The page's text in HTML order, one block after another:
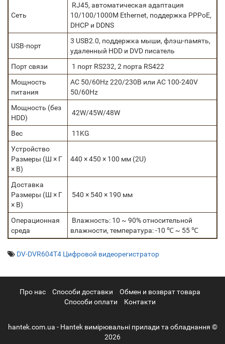
Сеть
RJ45, автоматическая адаптация
10/100/1000M Ethernet, поддержка PPPoE,
DHCP и DDNS
USB-порт
3 USB2.0, поддержка мыши, флэш-память,
удаленный HDD и DVD писатель
Порт связи
1 порт RS232, 2 порта RS422
Мощность
питания
AC 50/60Hz 220/230В или AC 100-240V
50/60Hz
Мощность (без
HDD)
42W/45W/48W
Вес
11KG
Устройство
Размеры (Ш × Г
× В)
440 × 450 × 100 мм (2U)
Доставка
Размеры (Ш × Г
× В)
540 × 540 × 190 мм
Операционная
среда
Влажность: 10 ~ 90% относительной
влажности, температура: -10 ℃ ~ 55 ℃
DV-DVR604T4 Цифровой видеорегистратор
Про нас Cпособи доставки
Обмен и возврат товара
Способи оплати
Контакти
hantek.com.ua - Hantek вимірювальні прилади та обладнання ©
2026